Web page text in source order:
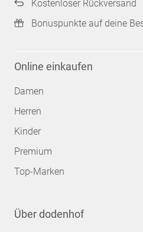
Kostenloser Rückversand
Bonuspunkte auf deine
Online einkaufen
Damen
Herren
Kinder
Premium
Top-Marken
Über dodenhof